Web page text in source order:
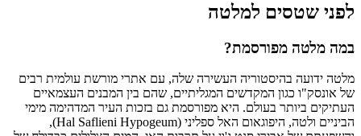
לפני שטסים למלטה
במה מלטה מפורסמת?
מלטה ידועה בהיסטוריה העשירה שלה, עם אתרי מורשת עולמית רבים
של אונסק"ו כגון המקדשים המגליתיים, שהם בין המבנים העצמאיים
העתיקים ביותר בעולם. היא מפורסמת גם בזכות העיר המדהימה מימי
הביניים ולטה, היפוגאום האל ספליני (Hal Saflieni Hypogeum),